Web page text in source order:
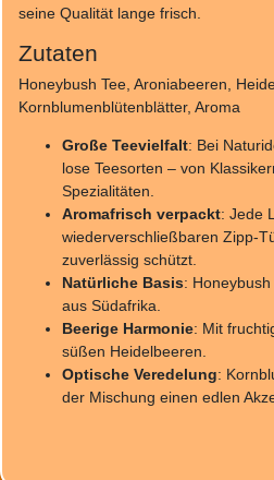
seine Qualität lange frisch.
Zutaten
Honeybush Tee, Aroniabeeren,
Kornblumenblütenblätter, Aroma
Große Teevielfalt: Bei
lose Teesorten – von
Spezialitäten.
Aromafrisch verpackt: Jede
wiederverschließbaren Zipp-
zuverlässig schützt.
Natürliche Basis:
aus Südafrika.
Beerige Harmonie: Mit
süßen Heidelbeeren.
Optische Veredelung:
der Mischung einen edlen